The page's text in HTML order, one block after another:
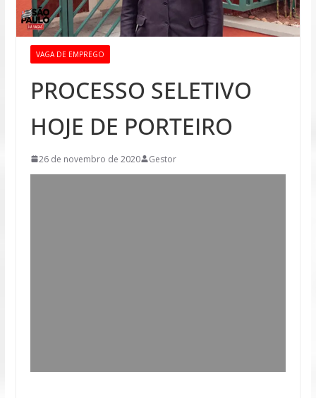
VAGA DE EMPREGO
PROCESSO SELETIVO
HOJE DE PORTEIRO
26 de novembro de 2020 Gestor